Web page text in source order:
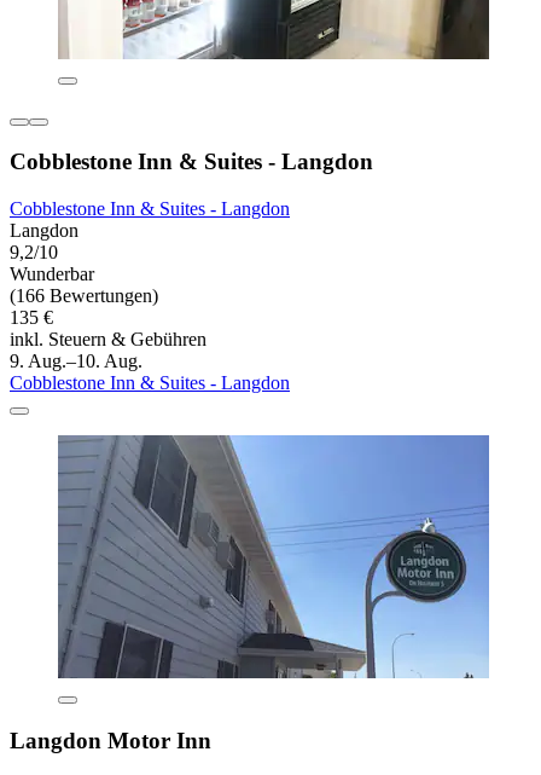
Cobblestone Inn & Suites - Langdon
Cobblestone Inn & Suites - Langdon
Langdon
9,2/10
Wunderbar
(166 Bewertungen)
135 €
inkl. Steuern & Gebühren
9. Aug.–10. Aug.
Cobblestone Inn & Suites - Langdon
Langdon Motor Inn